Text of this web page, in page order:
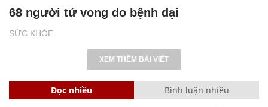
SỨC KHỎE
68 người tử vong do bệnh dại
XEM THÊM BÀI VIẾT
Đọc nhiều Bình luận nhiều